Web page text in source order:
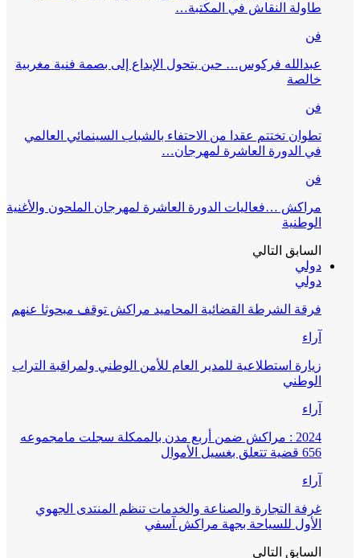
طاولة النقاش في المكتبة…
فن
عبدالله فركوس… حين يتحول الإبداع إلى بصمة فنية مغربية
خالصة
فن
تطوان تختتم عقدا من الاحتفاء بالشباب السينمائي العالمي
في الدورة العاشرة لمهرجان…
فن
مراكش …فعاليات الدورة العاشرة لمهرجان الملحون والأغنية
الوطنية
السابق التالي
دولي
دولي
فرقة الشرطة القضائية المحاميد مراكش توقف مبحوثا عنهم
آراء
زيارة استطلاعية للمدير العام للأمن الوطني ولمراقبة التراب
الوطني
آراء
2024 : مراكش ضمن أربع مدن بالممكلة سجلت مامجموعه
656 قضية تتعلق بغسيل الأموال
آراء
غرفة التجارة والصناعة والخدمات تنظم المنتدى الجهوي
الأول للسياحة بجهة مراكش آسفي
السابق التالي